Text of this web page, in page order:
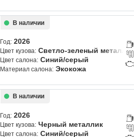
В наличии
Год: 2026
Цвет кузова: Светло-зеленый металлик
Цвет салона: Синий/серый
Материал салона: Экокожа
В наличии
Год: 2026
Цвет кузова: Черный металлик
Цвет салона: Синий/серый